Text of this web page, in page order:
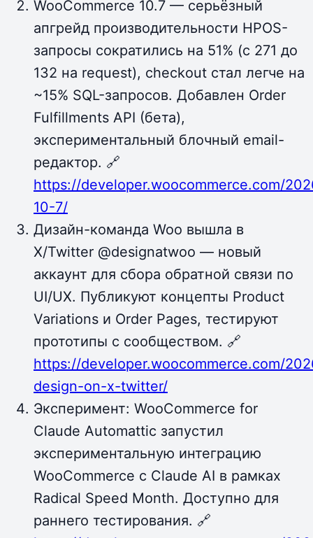
WooCommerce 10.7 — серьёзный
апгрейд производительности HPOS-
запросы сократились на 51% (с 271 до
132 на request), checkout стал легче на
~15% SQL-запросов. Добавлен Order
Fulfillments API (бета),
экспериментальный блочный email-
редактор. 🔗
https://developer.woocommerce.com/
10-7/
Дизайн-команда Woo вышла в
X/Twitter @designatwoo — новый
аккаунт для сбора обратной связи по
UI/UX. Публикуют концепты Product
Variations и Order Pages, тестируют
прототипы с сообществом. 🔗
https://developer.woocommerce.com/
design-on-x-twitter/
Эксперимент: WooCommerce for
Claude Automattic запустил
экспериментальную интеграцию
WooCommerce с Claude AI в рамках
Radical Speed Month. Доступно для
раннего тестирования. 🔗